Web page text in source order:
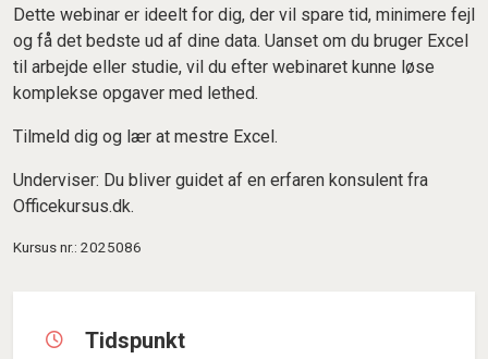
Dette webinar er ideelt for dig, der vil spare tid, minimere fejl
og få det bedste ud af dine data. Uanset om du bruger Excel
til arbejde eller studie, vil du efter webinaret kunne løse
komplekse opgaver med lethed.
Tilmeld dig og lær at mestre Excel.
Underviser: Du bliver guidet af en erfaren konsulent fra
Officekursus.dk.
Kursus nr.: 2025086
Tidspunkt